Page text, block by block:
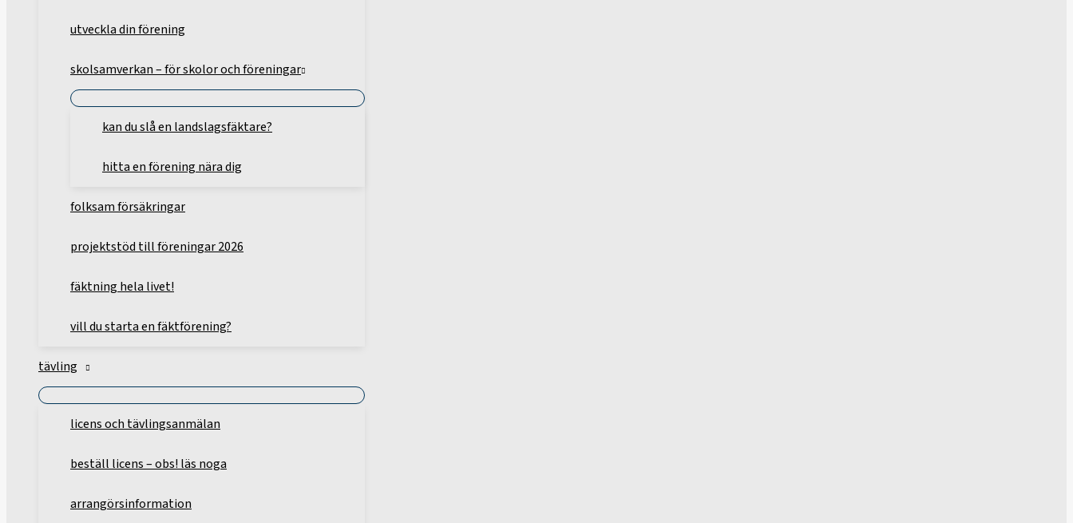
utveckla din förening
skolsamverkan – för skolor och föreningar
kan du slå en landslagsfäktare?
hitta en förening nära dig
folksam försäkringar
projektstöd till föreningar 2026
fäktning hela livet!
vill du starta en fäktförening?
tävling
licens och tävlingsanmälan
beställ licens – obs! läs noga
arrangörsinformation